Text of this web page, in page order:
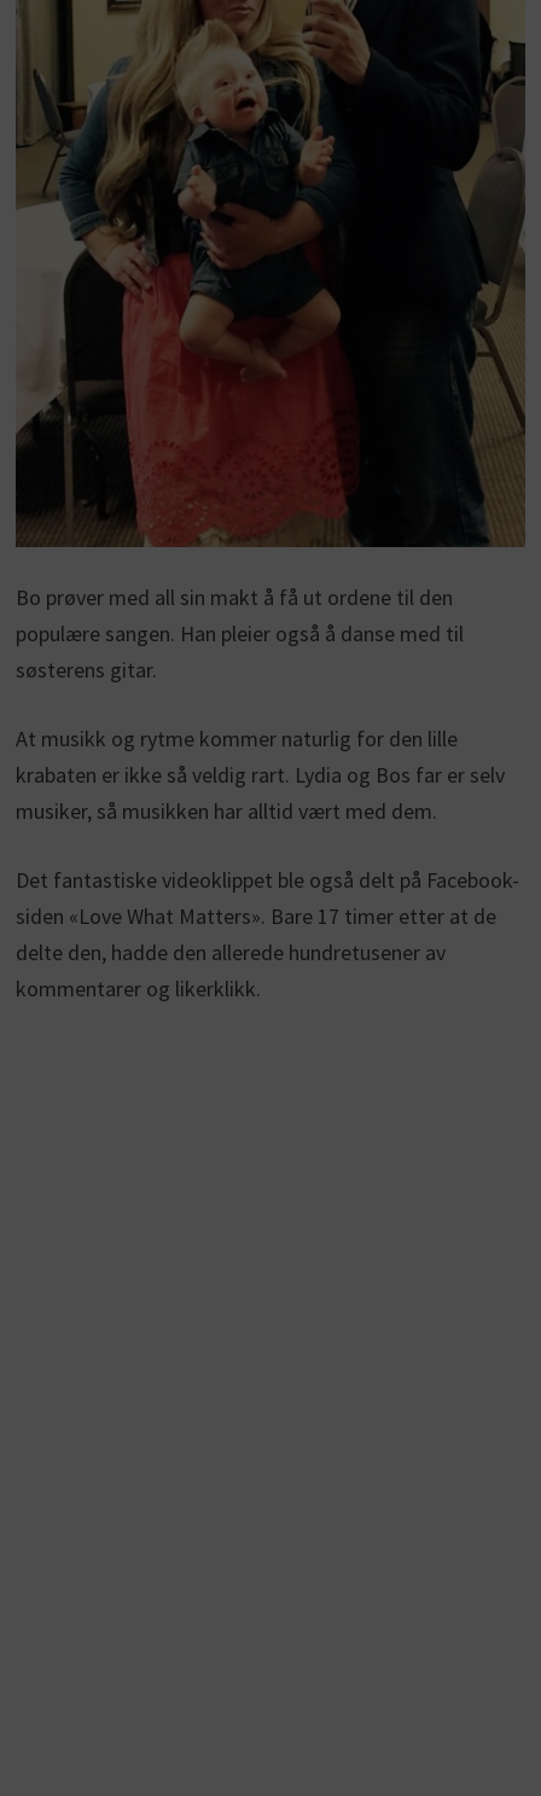
Bo prøver med all sin makt å få ut ordene til den
populære sangen. Han pleier også å danse med til
søsterens gitar.
At musikk og rytme kommer naturlig for den lille
krabaten er ikke så veldig rart. Lydia og Bos far er selv
musiker, så musikken har alltid vært med dem.
Det fantastiske videoklippet ble også delt på Facebook-
siden «Love What Matters». Bare 17 timer etter at de
delte den, hadde den allerede hundretusener av
kommentarer og likerklikk.